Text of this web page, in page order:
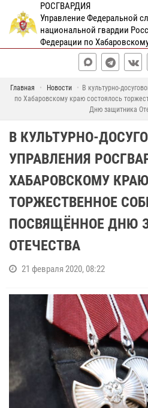
РОСГВАРДИЯ
Управление Федеральной
национальной гвардии
Федерации по
Главная Новости
В культурно-
по Хабаровскому краю состоялось
Дню защитника
В КУЛЬТУРНО-
УПРАВЛЕНИЯ
ХАБАРОВСКОМУ
ТОРЖЕСТВЕННОЕ
ПОСВЯЩЁННОЕ ДНЮ
ОТЕЧЕСТВА
21 февраля 2020, 08:22